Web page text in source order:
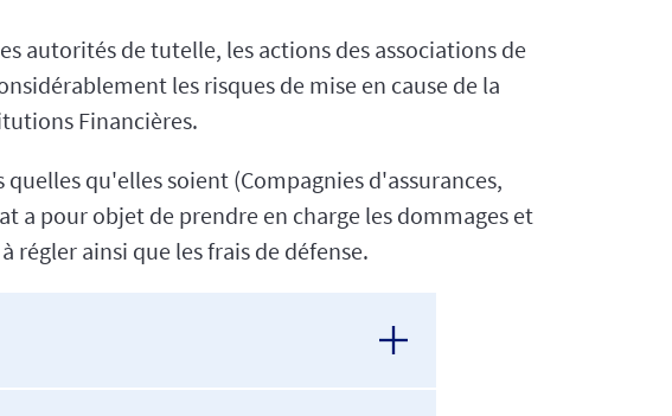
autorités de tutelle, les actions des associations de
les risques de mise en cause de la
Financières.
qu'elles soient (Compagnies d'assurances,
a pour objet de prendre en charge les dommages et
régler ainsi que les frais de défense.